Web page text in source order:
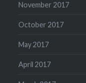
November 2017
October 2017
May 2017
April 2017